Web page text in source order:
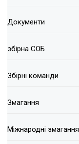
Документи
збірна СОБ
Збірні команди
Змагання
Міжнародні змагання